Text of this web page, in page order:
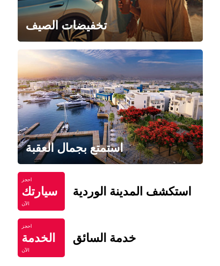
تخفيضات الصيف
استمتع بجمال العقبة
احجز
سيارتك
الآن
استكشف المدينة الوردية
احجز
الخدمة
الآن
خدمة السائق